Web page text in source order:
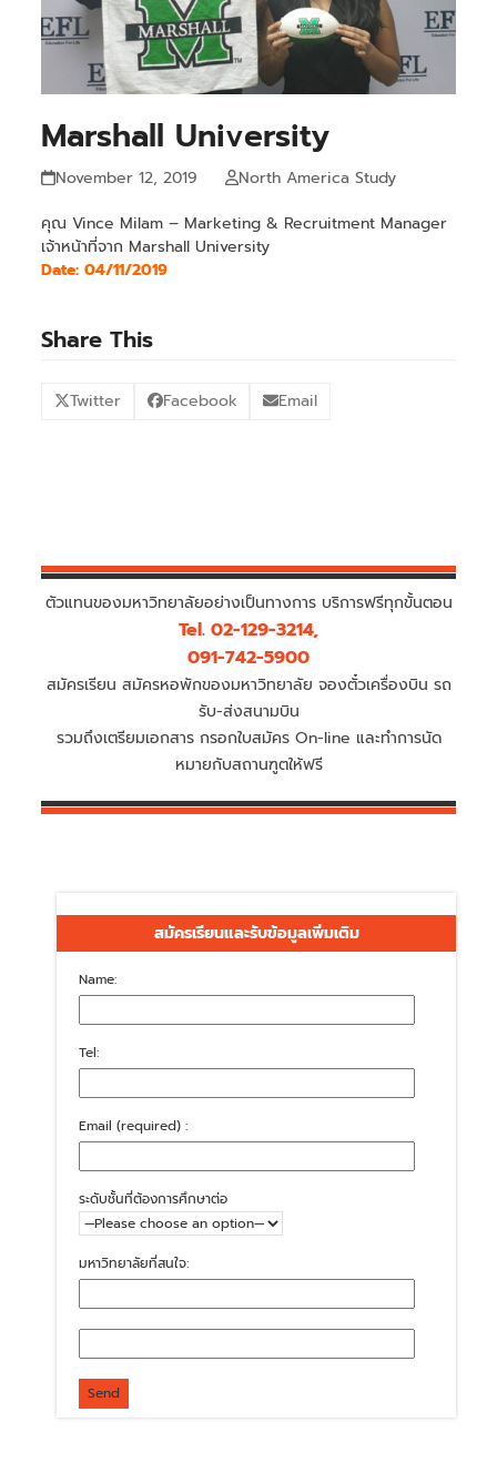
Marshall University
November 12, 2019
North America Study
คุณ Vince Milam – Marketing & Recruitment Manager
เจ้าหน้าที่จาก Marshall University
Date: 04/11/2019
Share This
Twitter Facebook Email
ตัวแทนของมหาวิทยาลัยอย่างเป็นทางการ บริการฟรีทุกขั้นตอน
Tel. 02-129-3214,
091-742-5900
สมัครเรียน สมัครหอพักของมหาวิทยาลัย จองตั๋วเครื่องบิน รถ
รับ-ส่งสนามบิน
รวมถึงเตรียมเอกสาร กรอกใบสมัคร On-line และทำการนัด
หมายกับสถานฑูตให้ฟรี
สมัครเรียนและรับข้อมูลเพิ่มเติม
Name:
Tel:
Email (required) :
ระดับชั้นที่ต้องการศึกษาต่อ
มหาวิทยาลัยที่สนใจ: